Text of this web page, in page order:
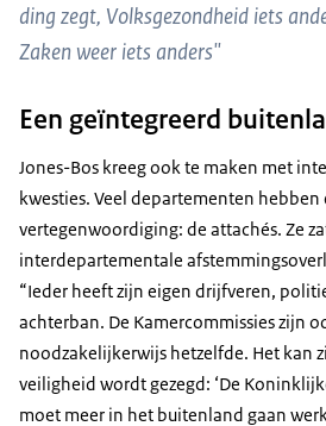
ding zegt, Volksgezondheid iets
Zaken weer iets anders"
Een geïntegreerd
Jones-Bos kreeg ook te maken met
kwesties. Veel departementen
vertegenwoordiging: de attachés. Ze
interdepartementale
“Ieder heeft zijn eigen drijfveren,
achterban. De Kamercommissies zijn
noodzakelijkerwijs hetzelfde. Het kan
veiligheid wordt gezegd: ‘De
moet meer in het buitenland gaan